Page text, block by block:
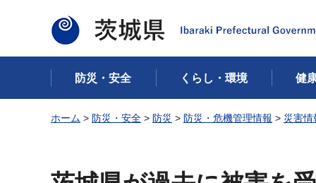
茨城県
防災・安全 くらし・環境 健
ホーム > 防災・安全 > 防災 > 防災・危機管理情報 > 災害情